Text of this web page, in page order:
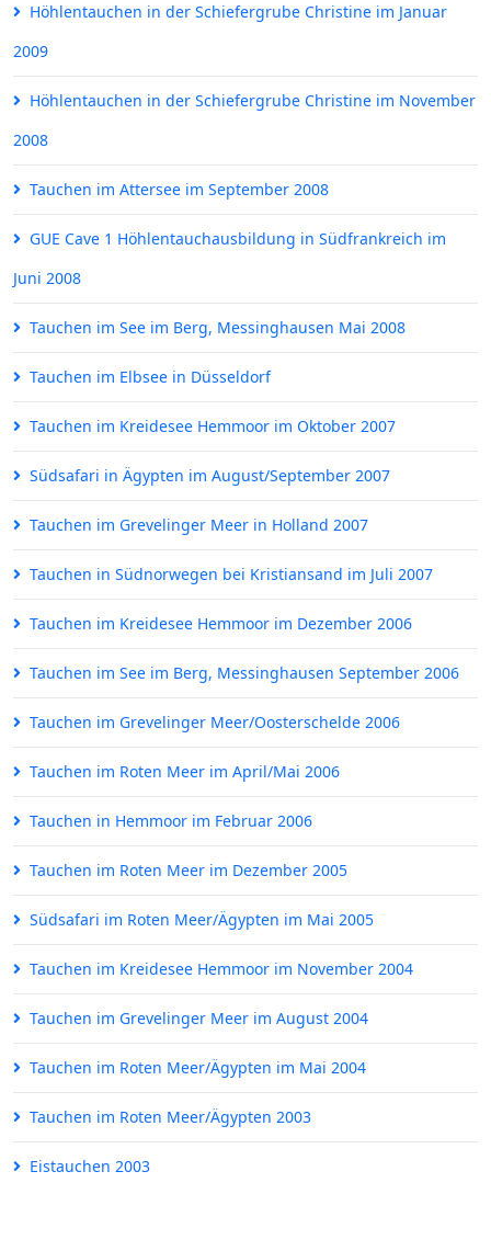
Höhlentauchen in der Schiefergrube Christine im Januar
2009
Höhlentauchen in der Schiefergrube Christine im November
2008
Tauchen im Attersee im September 2008
GUE Cave 1 Höhlentauchausbildung in Südfrankreich im
Juni 2008
Tauchen im See im Berg, Messinghausen Mai 2008
Tauchen im Elbsee in Düsseldorf
Tauchen im Kreidesee Hemmoor im Oktober 2007
Südsafari in Ägypten im August/September 2007
Tauchen im Grevelinger Meer in Holland 2007
Tauchen in Südnorwegen bei Kristiansand im Juli 2007
Tauchen im Kreidesee Hemmoor im Dezember 2006
Tauchen im See im Berg, Messinghausen September 2006
Tauchen im Grevelinger Meer/Oosterschelde 2006
Tauchen im Roten Meer im April/Mai 2006
Tauchen in Hemmoor im Februar 2006
Tauchen im Roten Meer im Dezember 2005
Südsafari im Roten Meer/Ägypten im Mai 2005
Tauchen im Kreidesee Hemmoor im November 2004
Tauchen im Grevelinger Meer im August 2004
Tauchen im Roten Meer/Ägypten im Mai 2004
Tauchen im Roten Meer/Ägypten 2003
Eistauchen 2003